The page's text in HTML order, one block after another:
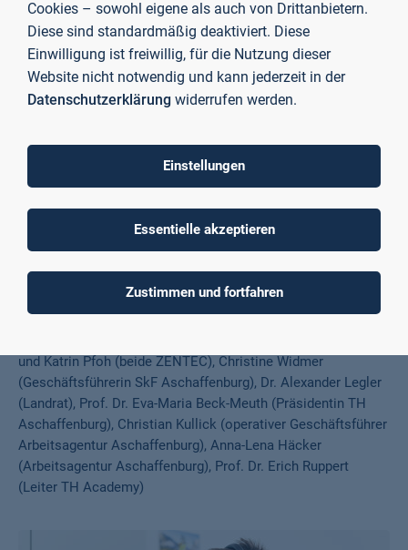
Soziales, TH Aschaffenburg
Die positive Resonanz zur ersten Messe 2024 und auch in
Main.Fortschritt
Vernetzung rund um berufliche Orientierung und
Weiterbildung in der Region.
Das Projekt EmpowerHER wird im Rahmen des Programms
"Wandel der Arbeit sozialpartnerschaftlich gestalten" durch
Europäische Union über den Europäischen Sozialfonds Plus
(ESF Plus) gefördert.
und Katrin Pfoh (beide ZENTEC), Christine Widmer
(Geschäftsführerin SkF Aschaffenburg), Dr. Alexander Legler
(Landrat), Prof. Dr. Eva-Maria Beck-Meuth (Präsidentin TH
Aschaffenburg), Christian Kullick (operativer Geschäftsführer
Arbeitsagentur Aschaffenburg), Anna-Lena Häcker
(Arbeitsagentur Aschaffenburg), Prof. Dr. Erich Ruppert
(Leiter TH Academy)
Cookies – sowohl eigene als auch von Drittanbietern.
Diese sind standardmäßig deaktiviert. Diese
Einwilligung ist freiwillig, für die Nutzung dieser
Website nicht notwendig und kann jederzeit in der
Datenschutzerklärung widerrufen werden.
Einstellungen
Essentielle akzeptieren
Zustimmen und fortfahren